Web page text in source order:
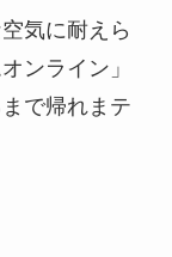
気に耐えら
ンライン」
で帰れまテ